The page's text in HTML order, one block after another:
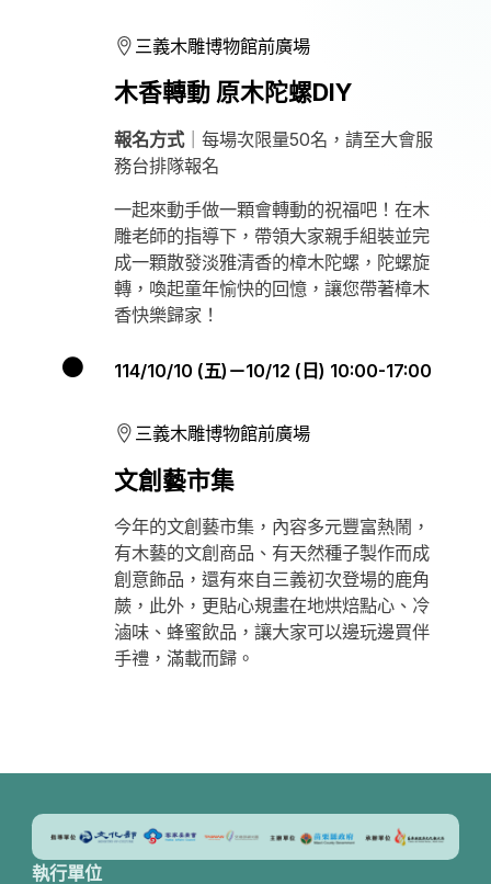
三義木雕博物館前廣場
木香轉動 原木陀螺DIY
報名方式｜每場次限量50名，請至大會服
務台排隊報名
一起來動手做一顆會轉動的祝福吧！在木
雕老師的指導下，帶領大家親手組裝並完
成一顆散發淡雅清香的樟木陀螺，陀螺旋
轉，喚起童年愉快的回憶，讓您帶著樟木
香快樂歸家！
114/10/10 (五)－10/12 (日) 10:00-17:00
三義木雕博物館前廣場
文創藝市集
今年的文創藝市集，內容多元豐富熱鬧，
有木藝的文創商品、有天然種子製作而成
創意飾品，還有來自三義初次登場的鹿角
蕨，此外，更貼心規畫在地烘焙點心、冷
滷味、蜂蜜飲品，讓大家可以邊玩邊買伴
手禮，滿載而歸。
執行單位